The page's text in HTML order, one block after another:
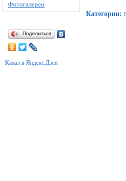
Фотогалереи
Поделиться
Канал в Яндекс.Дзен
Категории: